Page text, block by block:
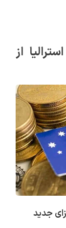
دلایل اعلام ریفاند ویزای 188 استرالیا از